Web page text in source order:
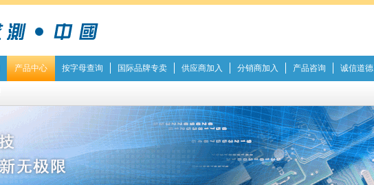
产品中心 按字母查询 国际品牌专卖 供应商加入 分销商加入 产品咨询 诚信道德